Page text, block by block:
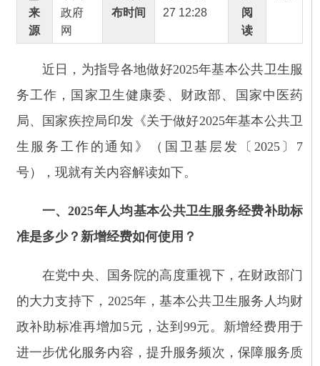
近日，为指导各地做好
2025年基本公共卫生服
务工作，国家卫生健康委、财政部、国家中医药
生服务工作的通知》（国卫基层发〔2025〕7
号），现就有关内容解读如下。
准是多少？新增经费如何使用？
的大力支持下，2025年，基本公共卫生服务人均财
政补助标准再增加5元，达到99元。新增经费用于
量，增强群众感受度。聚焦“一老一小”和高血压、
2型糖尿病、慢性阻塞性肺疾病等慢性病患者（以
下简称慢性病患者），结合“儿科和精神卫生服务
年”“体重管理年”等重点工作，做好基本公共卫生